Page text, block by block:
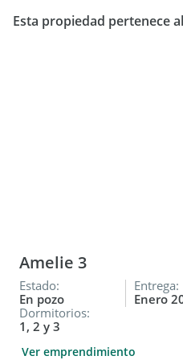
Esta propiedad pertenece
Amelie 3
Estado:
En pozo
Entrega:
Enero
Dormitorios:
1, 2 y 3
Ver emprendimiento